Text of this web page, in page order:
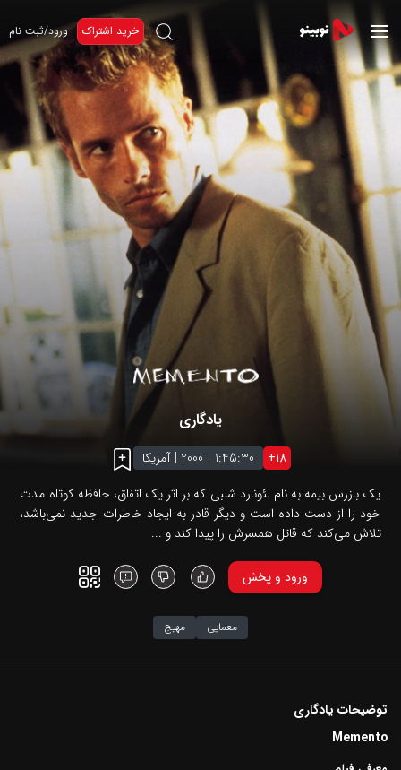
خرید اشتراک ورود/ثبت نام
یادگاری
18
+
1:45:30
|
2000
| آمریکا
یک بازرس بیمه به نام لئونارد شلبی که بر اثر یک اتفاق، حافظه کوتاه مدت
خود را از دست داده‌ است و دیگر قادر به ایجاد خاطرات جدید نمی‌باشد،
تلاش می‌کند که قاتل همسرش را پیدا کند و ...
ورود و پخش
معمایی مهیج
توضیحات یادگاری
Memento